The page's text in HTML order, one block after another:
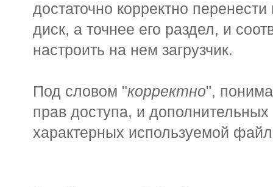
достаточно корректно
диск, а точнее его раздел, и
настроить на нем загрузчик.
Под словом "корректно",
прав доступа, и дополнительных
характерных используемой